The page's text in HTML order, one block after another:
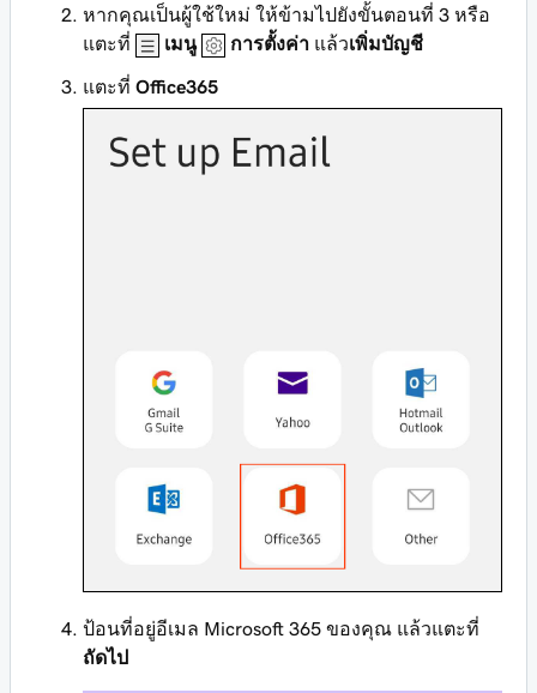
หากคุณเป็นผู้ใช้ใหม่ ให้ข้ามไปยังขั้นตอนที่ 3 หรือ
แตะที่
เมนู การตั้งค่าแล้วเพิ่มบัญชี
แตะที่ Office365
ป้อนที่อยู่อีเมล Microsoft 365 ของคุณ แล้วแตะที่
ถัดไป